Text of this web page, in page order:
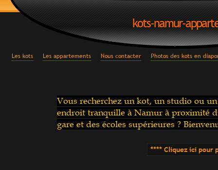
kots-namur-
**** Cliquez ici pour
Les kots Les appartements Nous contacter Photos des kots en
Vous recherchez un kot, un studio ou
endroit tranquille à Namur à proximité
gare et des écoles supérieures ?